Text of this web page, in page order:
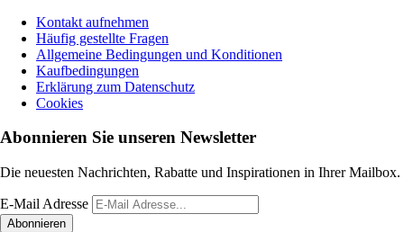
Kontakt aufnehmen
Häufig gestellte Fragen
Allgemeine Bedingungen und Konditionen
Kaufbedingungen
Erklärung zum Datenschutz
Cookies
Abonnieren Sie unseren Newsletter
Die neuesten Nachrichten, Rabatte und Inspirationen in Ihrer Mailbox.
E-Mail Adresse
Abonnieren